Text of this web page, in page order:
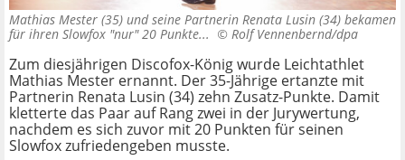
Mathias Mester (35) und seine Partnerin Renata Lusin (34) bekamen
für ihren Slowfox "nur" 20 Punkte... © Rolf Vennenbernd/dpa
Zum diesjährigen Discofox-König wurde Leichtathlet
Mathias Mester ernannt. Der 35-Jährige ertanzte mit
Partnerin Renata Lusin (34) zehn Zusatz-Punkte. Damit
kletterte das Paar auf Rang zwei in der Jurywertung,
nachdem es sich zuvor mit 20 Punkten für seinen
Slowfox zufriedengeben musste.